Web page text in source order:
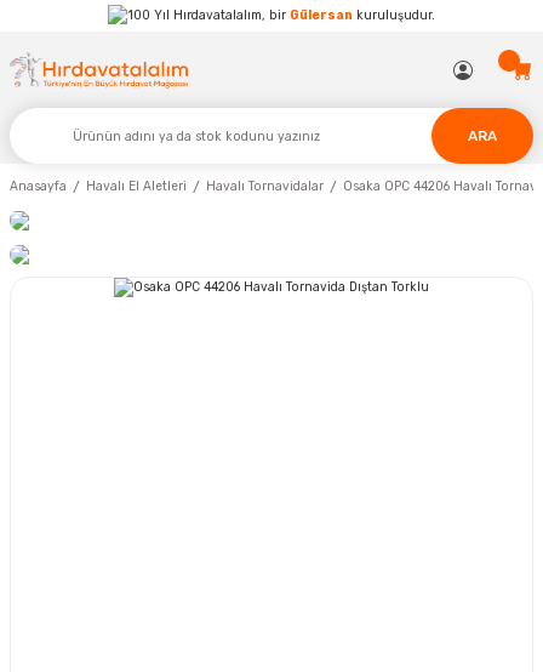
Hırdavatalalım, bir Gülersan kuruluşudur.
ARA
Anasayfa Havalı El Aletleri Havalı Tornavidalar Osaka OPC 44206 Havalı